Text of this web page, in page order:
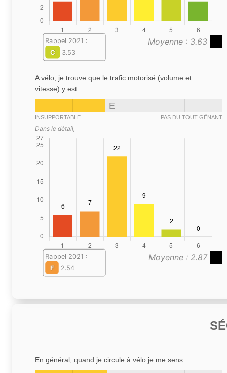
Moyenne : 3.63
Rappel 2021 :
C
3.53
A vélo, je trouve que le trafic motorisé (volume et
vitesse) y est…
E
INSUPPORTABLE PAS DU TOUT GÊNANT
Dans le détail,
Moyenne : 2.87
Rappel 2021 :
F
2.54
En général, quand je circule à vélo je me sens